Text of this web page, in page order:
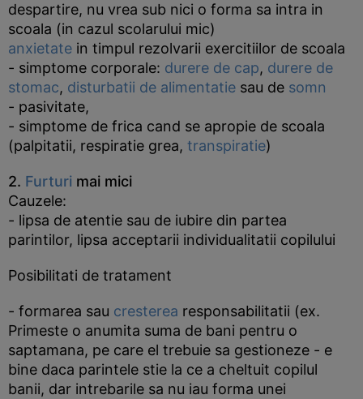
despartire, nu vrea sub nici o forma sa intra in
scoala (in cazul scolarului mic)
anxietate in timpul rezolvarii exercitiilor de scoala
- simptome corporale: durere de cap, durere de
stomac, disturbatii de alimentatie sau de somn
- pasivitate,
- simptome de frica cand se apropie de scoala
(palpitatii, respiratie grea, transpiratie)
2. Furturi mai mici
Cauzele:
- lipsa de atentie sau de iubire din partea
parintilor, lipsa acceptarii individualitatii copilului
Posibilitati de tratament
- formarea sau cresterea responsabilitatii (ex.
Primeste o anumita suma de bani pentru o
saptamana, pe care el trebuie sa gestioneze - e
bine daca parintele stie la ce a cheltuit copilul
banii, dar intrebarile sa nu iau forma unei